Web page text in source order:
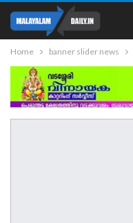
Home banner slider news